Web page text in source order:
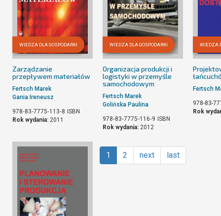
WIEDZA DLA GOSPODARKI
Zarządzanie
przepływem materiałów
Fertsch Marek
Gania Ireneusz
978‐83‐7775‐113‐8 ISBN
Rok wydania: 2011
WIEDZA DLA GOSPODARKI
Organizacja produkcji i
logistyki w przemyśle
samochodowym
Fertsch Marek
Golińska Paulina
978‐83‐7775‐116‐9 ISBN
Rok wydania: 2012
WIEDZA
Fertsch
978-83-
Rok
1 2 next last